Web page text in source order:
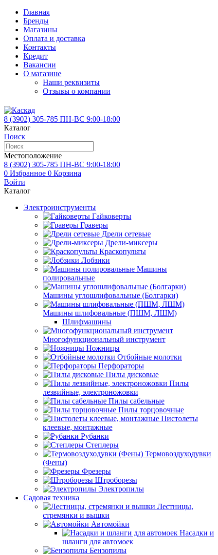
Главная
Бренды
Магазины
Оплата и доставка
Контакты
Кредит
Вакансии
О магазине
Наши реквизиты
Отзывы о компании
8 (3902) 305-785 ПН-ВС 9:00-18:00
Каталог
Поиск
Местоположение
8 (3902) 305-785 ПН-ВС 9:00-18:00
0 Избранное 0 Корзина
Войти
Каталог
Электроинструменты
Гайковерты
Граверы
Дрели сетевые
Дрели-миксеры
Краскопульты
Лобзики
Машины
полировальные
Машины углошлифовальные (Болгарки)
Машины шлифовальные (ПШМ, ЛШМ)
Шлифмашины
Многофункциональный инструмент
Ножницы
Отбойные молотки
Перфораторы
Пилы дисковые
Пилы
лезвийные, электроножовки
Пилы сабельные
Пилы торцовочные
Пистолеты
клеевые, монтажные
Рубанки
Степлеры
Термовоздуходувки
(Фены)
Фрезеры
Штроборезы
Электропилы
Садовая техника
Лестницы,
стремянки и вышки
Автомойки
Насадки и
шланги для автомоек
Бензопилы